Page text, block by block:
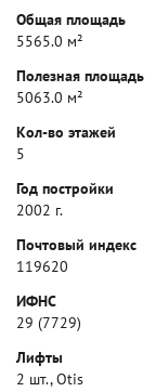
Общая площадь
5565.0 м²
Полезная площадь
5063.0 м²
Кол-во этажей
5
Год постройки
2002 г.
Почтовый индекс
119620
ИФНС
29 (7729)
Лифты
2 шт., Otis